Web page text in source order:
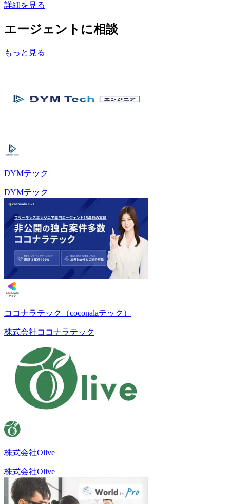
詳細を見る
エージェントに相談
もっと見る
DYMテック
DYMテック
ココナラテック（coconalaテック）
株式会社ココナラテック
株式会社Olive
株式会社Olive